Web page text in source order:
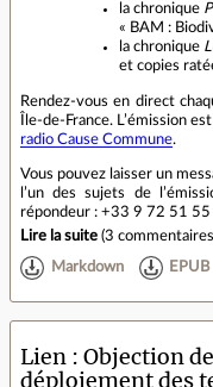
la chronique
« BAM :
la chronique
et copies
Rendez‑vous en direct
Île‑de‑France. L’émission
radio Cause Commune.
Vous pouvez laisser un
l’un des sujets de
répondeur : +33 9 72 51 55
Lire la suite (3 commentaires
Markdown EPUB
Lien
Objection
déploiement des